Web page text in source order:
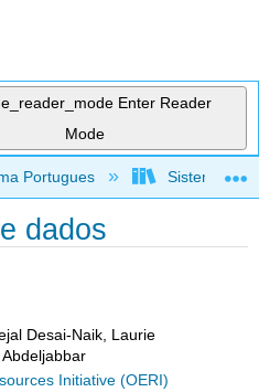
Enter Reader
Mode
hierarchy
Portugues Sistemas
dados
Desai-Naik, Laurie
Initiative (OERI)